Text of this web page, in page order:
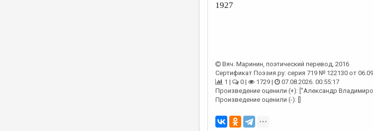
1927
Вяч. Маринин, поэтический перевод, 2016
Сертификат Поэзия.ру: серия 719 № 122130 от
1 |
0 | 1729 |
07.08.2026. 00:55:17
Произведение оценили (+): ["Александр
Произведение оценили (-): []